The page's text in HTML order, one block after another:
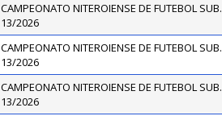
CAMPEONATO NITEROIENSE DE FUTEBOL SUB.
13/2026
CAMPEONATO NITEROIENSE DE FUTEBOL SUB.
13/2026
CAMPEONATO NITEROIENSE DE FUTEBOL SUB.
13/2026